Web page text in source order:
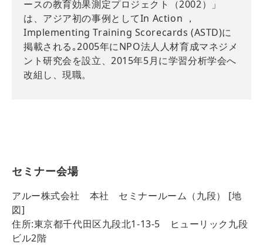
ースの教育効果測定プロジェクト（2002）」
は、アジア初の事例としてIn Action ，
Implementing Training Scorecards (ASTD)に
掲載される｡2005年にNPO法人人材育成マネジメ
ント研究会を設立、2015年5月に学習分析学会へ
改組し、現職。
セミナー会場
アルー株式会社 本社 セミナールーム（九段） [地
図]
住所:東京都千代田区九段北1-13-5 ヒューリック九段
ビル2階